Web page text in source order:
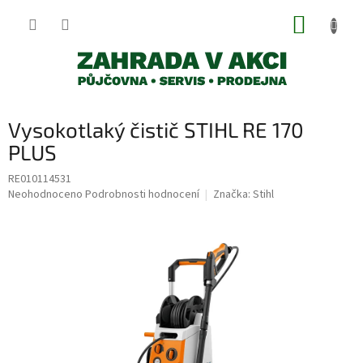
Vysokotlaký čistič STIHL RE 170
PLUS
RE010114531
Průměrné
Neohodnoceno Podrobnosti hodnocení Značka: Stihl